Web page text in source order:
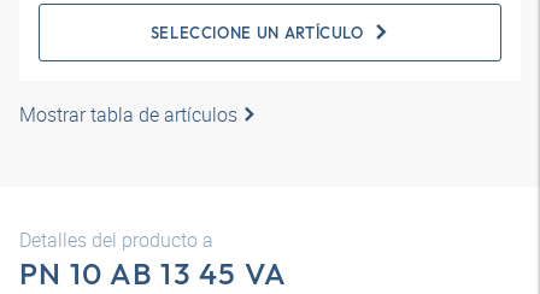
SELECCIONE UN ARTÍCULO
Mostrar tabla de artículos
Detalles del producto a
PN 10 AB 13 45 VA